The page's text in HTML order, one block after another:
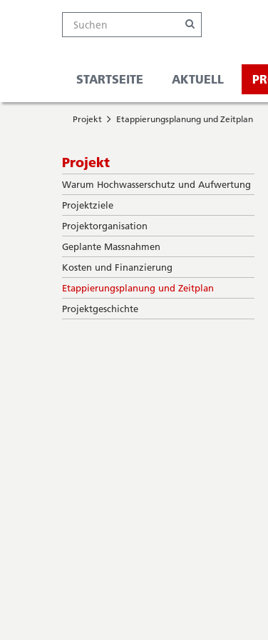
Lebensraum
Dünnern
Hochwasserschutz
Suche
Online-
Schalter
Navigation
Suche
Hauptnavigation
STARTSEITE AKTUELL
Service-
Navigation
Sie
befinden
Projekt Etappierungsplanung und Zeitplan
Subnavigation
Projekt
Warum Hochwasserschutz und Aufwertung
Projektziele
Projektorganisation
­Geplante Massnahmen
­Kosten und Finanzierung
Etappierungsplanung und Zeitplan
Projektgeschichte